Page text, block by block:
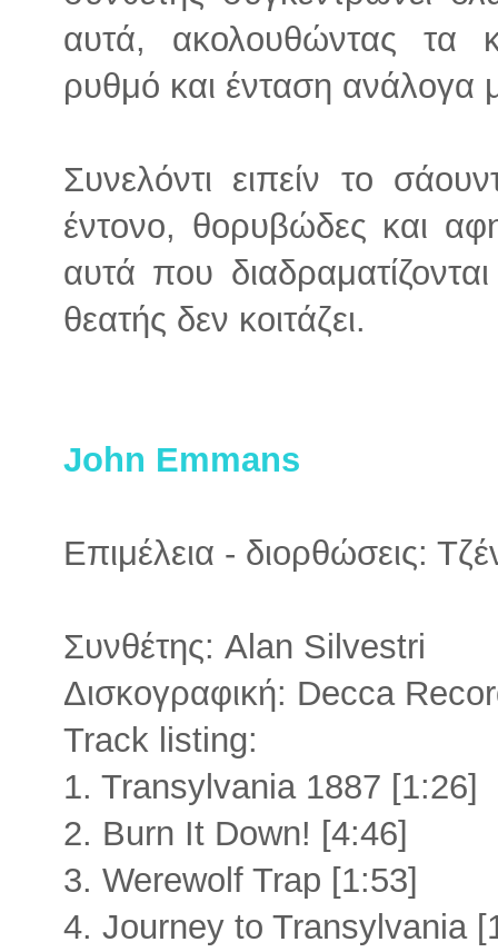
αυτά, ακολουθώντας τα
ρυθμό και ένταση ανάλογα
Συνελόντι ειπείν το
έντονο, θορυβώδες και
αυτά που
θεατής δεν κοιτάζει.
John Emmans
Επιμέλεια - διορθώσεις:
Συνθέτης: Alan Silvestri
Δισκογραφική: Decca
Track listing:
1. Transylvania 1887 [1:26]
2. Burn It Down! [4:46]
3. Werewolf Trap [1:53]
4. Journey to Transylvania